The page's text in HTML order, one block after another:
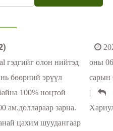
гэдгийг олон нийтэд
бөөрний эрүүл
100% ноцтой
ам.доллараар зарна.
цахим шуудангаар
оны 06
сарын
|